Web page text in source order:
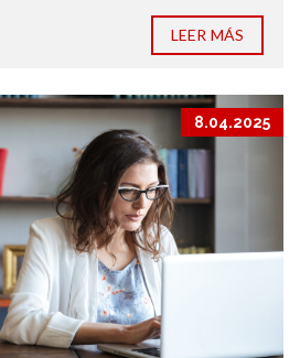
LEER MÁS
8.04.2025